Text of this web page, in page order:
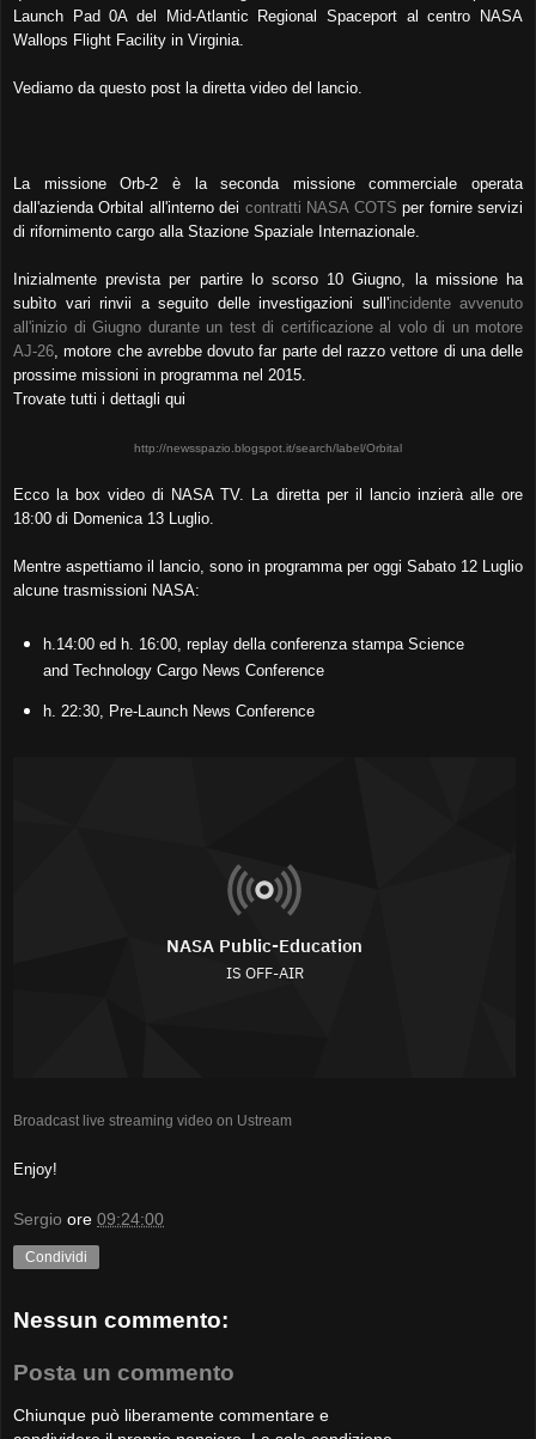
Launch Pad 0A del Mid-Atlantic Regional Spaceport al centro NASA
Wallops Flight Facility in Virginia.
Vediamo da questo post la diretta video del lancio.
La missione Orb-2 è la seconda missione commerciale operata
dall'azienda Orbital all'interno dei contratti NASA COTS per fornire servizi
di rifornimento cargo alla Stazione Spaziale Internazionale.
Inizialmente prevista per partire lo scorso 10 Giugno, la missione ha
subìto vari rinvii a seguito delle investigazioni sull'incidente avvenuto
all'inizio di Giugno durante un test di certificazione al volo di un motore
AJ-26 , motore che avrebbe dovuto far parte del razzo vettore di una delle
prossime missioni in programma nel 2015.
Trovate tutti i dettagli qui
http://newsspazio.blogspot.it/search/label/Orbital
Ecco la box video di NASA TV. La diretta per il lancio inzierà alle ore
18:00 di Domenica 13 Luglio.
Mentre aspettiamo il lancio, sono in programma per oggi Sabato 12 Luglio
alcune trasmissioni NASA:
h.14:00 ed h. 16:00, replay della conferenza stampa Science
and Technology Cargo News Conference
h. 22:30, Pre-Launch News Conference
Broadcast live streaming video on Ustream
Enjoy!
Sergio ore 09:24:00
Condividi
Nessun commento:
Posta un commento
Chiunque può liberamente commentare e